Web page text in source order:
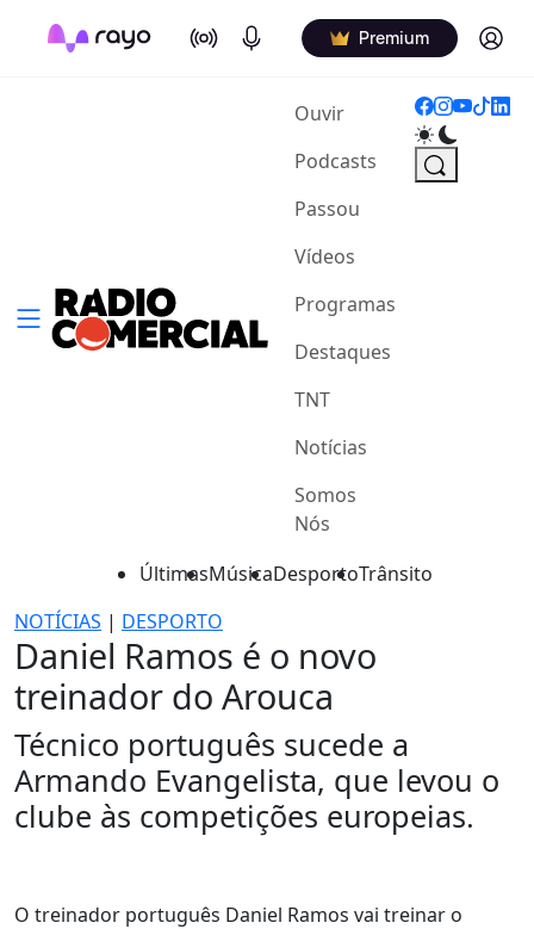
On Air Podcasts Premium Log in
Ouvir(current)
Podcasts
Passou
Vídeos
Programas
Destaques
TNT
Notícias
Somos
Nós
ÚltimasMúsicaDesportoTrânsito
NOTÍCIAS | DESPORTO
Daniel Ramos é o novo
treinador do Arouca
Técnico português sucede a
Armando Evangelista, que levou o
clube às competições europeias.
O treinador português Daniel Ramos vai treinar o